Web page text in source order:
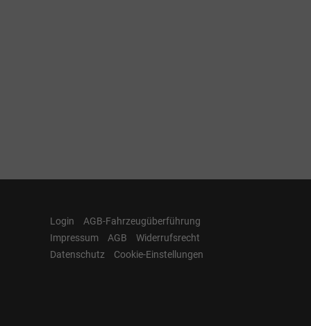
Login
AGB-Fahrzeugüberführung
Impressum
AGB
Widerrufsrecht
Datenschutz
Cookie-Einstellungen